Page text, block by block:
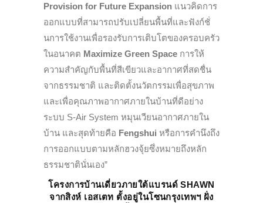
Provision for Future Expansion แนวคิดการ
ออกแบบที่สามารถปรับเปลี่ยนพื้นที่และฟังก์ชั่
นการใช้งานเพื่อรองรับการเติบโตของครอบครัว
ในอนาคต Maximize Green Space การให้
ความสำคัญกับพื้นที่สีเขียวและอากาศที่สดชื่น
จากธรรมชาติ และติดตั้งนวัตกรรมเพื่อสุขภาพ
และเพื่อคุณภาพอากาศภายในบ้านที่ดีอย่าง
ระบบ S-Air System หมุนเวียนอากาศภายใน
บ้าน และสุดท้ายคือ Fengshui หรือการคำนึงถึง
การออกแบบตามหลักฮวงจุ้ยซึ่งหมายถึงหลัก
ธรรมชาตินั่นเอง”
โครงการบ้านเดี่ยวภายใต้แบรนด์ SHAWN
จากสิงห์ เอสเตท ตั้งอยู่ในโซนกรุงเทพฯ ฝั่ง